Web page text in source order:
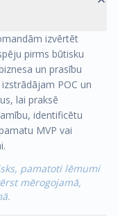
izvērtēt
pirms būtisku
un prasību
POC un
lai praksē
identificētu
MVP vai
pamatoti lēmumi
mērogojamā,